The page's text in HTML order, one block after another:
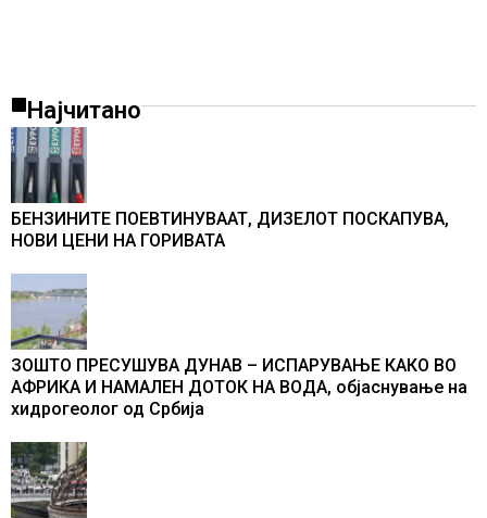
Најчитано
БЕНЗИНИТЕ ПОЕВТИНУВААТ, ДИЗЕЛОТ ПОСКАПУВА,
НОВИ ЦЕНИ НА ГОРИВАТА
ЗОШТО ПРЕСУШУВА ДУНАВ – ИСПАРУВАЊЕ КАКО ВО
АФРИКА И НАМАЛЕН ДОТОК НА ВОДА, објаснување на
хидрогеолог од Србија